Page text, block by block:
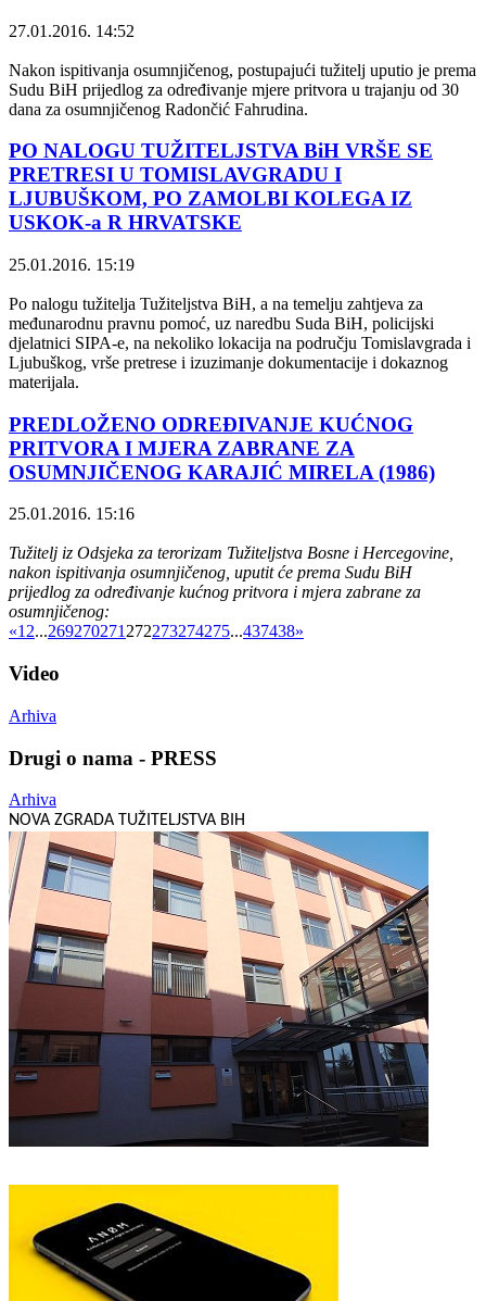
27.01.2016. 14:52
Nakon ispitivanja osumnjičenog, postupajući tužitelj uputio je prema
Sudu BiH prijedlog za određivanje mjere pritvora u trajanju od 30
dana za osumnjičenog Radončić Fahrudina.
PO NALOGU TUŽITELJSTVA BiH VRŠE SE
PRETRESI U TOMISLAVGRADU I
LJUBUŠKOM, PO ZAMOLBI KOLEGA IZ
USKOK-a R HRVATSKE
25.01.2016. 15:19
Po nalogu tužitelja Tužiteljstva BiH, a na temelju zahtjeva za
međunarodnu pravnu pomoć, uz naredbu Suda BiH, policijski
djelatnici SIPA-e, na nekoliko lokacija na području Tomislavgrada i
Ljubuškog, vrše pretrese i izuzimanje dokumentacije i dokaznog
materijala.
PREDLOŽENO ODREĐIVANJE KUĆNOG
PRITVORA I MJERA ZABRANE ZA
OSUMNJIČENOG KARAJIĆ MIRELA (1986)
25.01.2016. 15:16
Tužitelj iz Odsjeka za terorizam Tužiteljstva Bosne i Hercegovine,
nakon ispitivanja osumnjičenog, uputit će prema Sudu BiH
prijedlog za određivanje kućnog pritvora i mjera zabrane za
osumnjičenog:
«12...269270271272273274275...437438»
Video
Arhiva
Drugi o nama - PRESS
Arhiva
NOVA ZGRADA TUŽITELJSTVA BIH